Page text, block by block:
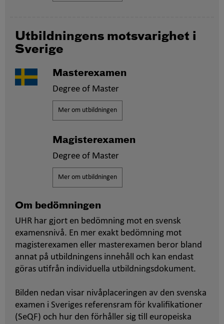
Utbildningens motsvarighet i
Sverige
Masterexamen
Degree of Master
Mer om utbildningen
Magisterexamen
Degree of Master
Mer om utbildningen
Om bedömningen
UHR har gjort en bedömning mot en svensk
examensnivå. En mer exakt bedömning mot
magisterexamen eller masterexamen beror bland
annat på utbildningens innehåll och kan endast
göras utifrån individuella utbildningsdokument.
Bilden nedan visar nivåplaceringen av den svenska
examen i Sveriges referensram för kvalifikationer
(SeQF) och hur den förhåller sig till europeiska